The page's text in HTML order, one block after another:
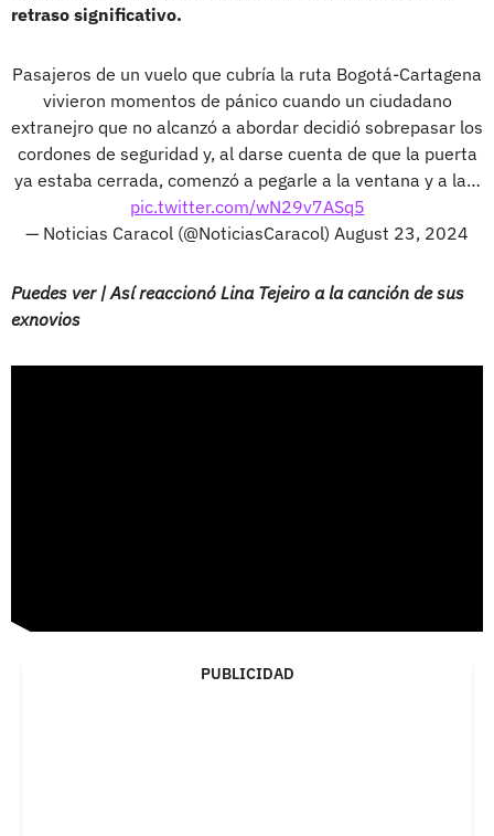
retraso significativo.
Pasajeros de un vuelo que cubría la ruta Bogotá-Cartagena
vivieron momentos de pánico cuando un ciudadano
extranejro que no alcanzó a abordar decidió sobrepasar los
cordones de seguridad y, al darse cuenta de que la puerta
ya estaba cerrada, comenzó a pegarle a la ventana y a la…
pic.twitter.com/wN29v7ASq5
— Noticias Caracol (@NoticiasCaracol) August 23, 2024
Puedes ver | Así reaccionó Lina Tejeiro a la canción de sus
exnovios
PUBLICIDAD